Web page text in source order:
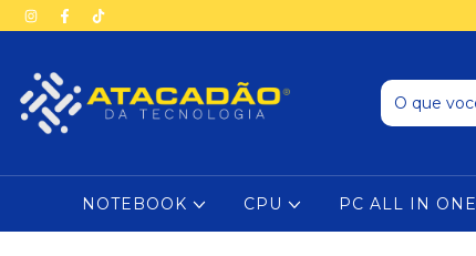
NOTEBOOK CPU PC ALL IN ONE